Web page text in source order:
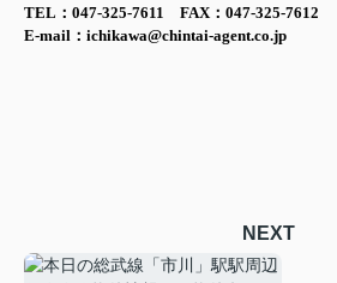
TEL：047-325-7611 FAX：047-325-7612
E-mail：ichikawa@chintai-agent.co.jp
NEXT